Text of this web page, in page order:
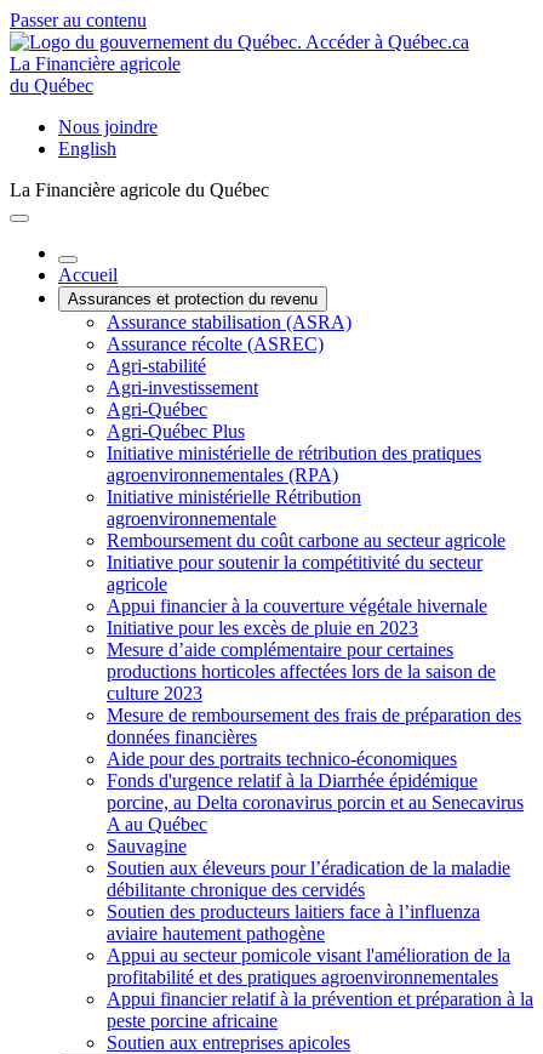
Passer au contenu
La Financière agricole
du Québec
Nous joindre
English
La Financière agricole du Québec
Accueil
Assurances et protection du revenu
Assurance stabilisation (ASRA)
Assurance récolte (ASREC)
Agri-stabilité
Agri-investissement
Agri-Québec
Agri-Québec Plus
Initiative ministérielle de rétribution des pratiques
agroenvironnementales (RPA)
Initiative ministérielle Rétribution
agroenvironnementale
Remboursement du coût carbone au secteur agricole
Initiative pour soutenir la compétitivité du secteur
agricole
Appui financier à la couverture végétale hivernale
Initiative pour les excès de pluie en 2023
Mesure d’aide complémentaire pour certaines
productions horticoles affectées lors de la saison de
culture 2023
Mesure de remboursement des frais de préparation des
données financières
Aide pour des portraits technico-économiques
Fonds d'urgence relatif à la Diarrhée épidémique
porcine, au Delta coronavirus porcin et au Senecavirus
A au Québec
Sauvagine
Soutien aux éleveurs pour l’éradication de la maladie
débilitante chronique des cervidés
Soutien des producteurs laitiers face à l’influenza
aviaire hautement pathogène
Appui au secteur pomicole visant l'amélioration de la
profitabilité et des pratiques agroenvironnementales
Appui financier relatif à la prévention et préparation à la
peste porcine africaine
Soutien aux entreprises apicoles